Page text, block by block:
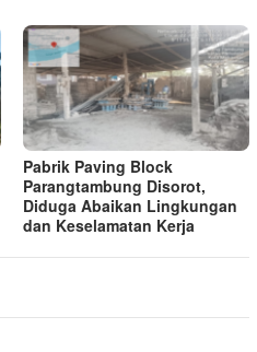
Pabrik Paving Block
Parangtambung Disorot,
Diduga Abaikan Lingkungan
dan Keselamatan Kerja